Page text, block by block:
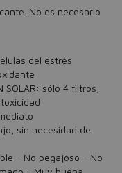
No es necesario
del estrés
SOLAR: sólo 4 filtros,
sin necesidad de
- No pegajoso - No